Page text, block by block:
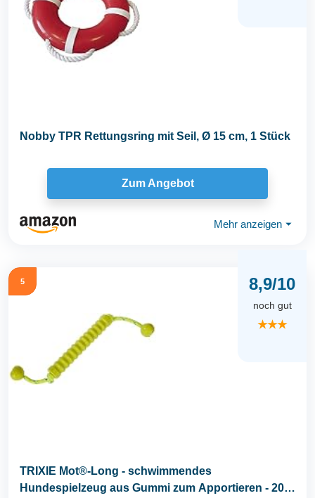
Nobby TPR Rettungsring mit Seil, Ø 15 cm, 1 Stück
Zum Angebot
Mehr anzeigen ⏷
5 8,9/10
noch gut
★★★
TRIXIE Mot®-Long - schwimmendes
Hundespielzeug aus Gummi zum Apportieren - 20